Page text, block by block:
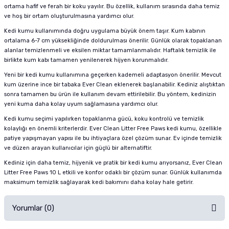
ortama hafif ve ferah bir koku yayılır. Bu özellik, kullanım sırasında daha temiz
ve hoş bir ortam oluşturulmasına yardımcı olur.
Kedi kumu kullanımında doğru uygulama büyük önem taşır. Kum kabının
ortalama 6-7 cm yüksekliğinde doldurulması önerilir. Günlük olarak topaklanan
alanlar temizlenmeli ve eksilen miktar tamamlanmalıdır. Haftalık temizlik ile
birlikte kum kabı tamamen yenilenerek hijyen korunmalıdır.
Yeni bir kedi kumu kullanımına geçerken kademeli adaptasyon önerilir. Mevcut
kum üzerine ince bir tabaka Ever Clean eklenerek başlanabilir. Kediniz alıştıktan
sonra tamamen bu ürün ile kullanım devam ettirilebilir. Bu yöntem, kedinizin
yeni kuma daha kolay uyum sağlamasına yardımcı olur.
Kedi kumu seçimi yapılırken topaklanma gücü, koku kontrolü ve temizlik
kolaylığı en önemli kriterlerdir. Ever Clean Litter Free Paws kedi kumu, özellikle
patiye yapışmayan yapısı ile bu ihtiyaçlara özel çözüm sunar. Ev içinde temizlik
ve düzen arayan kullanıcılar için güçlü bir alternatiftir.
Kediniz için daha temiz, hijyenik ve pratik bir kedi kumu arıyorsanız, Ever Clean
Litter Free Paws 10 L etkili ve konfor odaklı bir çözüm sunar. Günlük kullanımda
maksimum temizlik sağlayarak kedi bakımını daha kolay hale getirir.
Yorumlar (0)